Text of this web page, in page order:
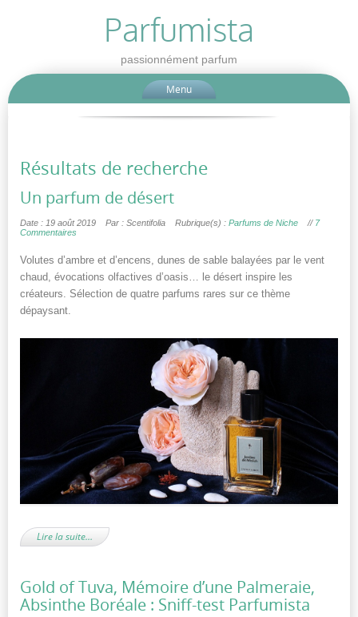
Parfumista
passionnément parfum
Menu
Résultats de recherche
Un parfum de désert
Date : 19 août 2019 Par : Scentifolia Rubrique(s) : Parfums de Niche // 7
Commentaires
Volutes d’ambre et d’encens, dunes de sable balayées par le vent
chaud, évocations olfactives d’oasis… le désert inspire les
créateurs. Sélection de quatre parfums rares sur ce thème
dépaysant.
Lire la suite…
Gold of Tuva, Mémoire d’une Palmeraie,
Absinthe Boréale : Sniff-test Parfumista